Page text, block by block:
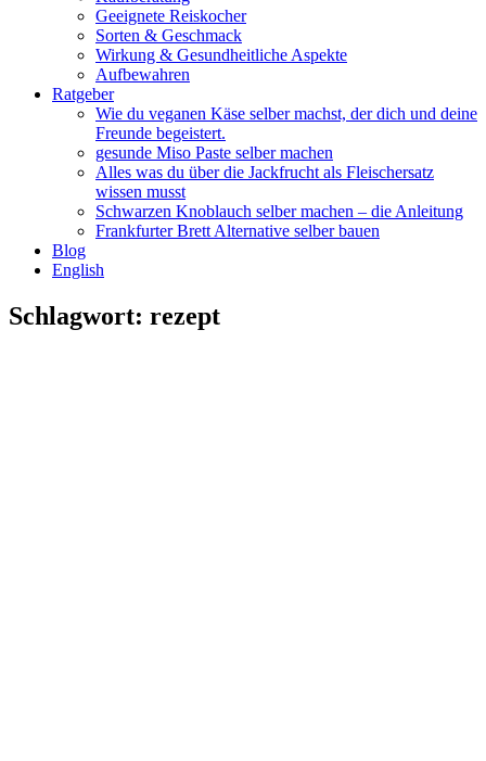
Geeignete Reiskocher
Sorten & Geschmack
Wirkung & Gesundheitliche Aspekte
Aufbewahren
Ratgeber
Wie du veganen Käse selber machst, der dich und deine
Freunde begeistert.
gesunde Miso Paste selber machen
Alles was du über die Jackfrucht als Fleischersatz
wissen musst
Schwarzen Knoblauch selber machen – die Anleitung
Frankfurter Brett Alternative selber bauen
Blog
English
Schlagwort: rezept